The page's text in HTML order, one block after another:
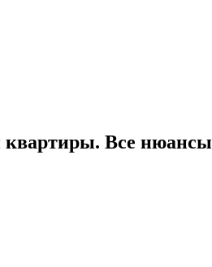
квартиры. Все нюансы